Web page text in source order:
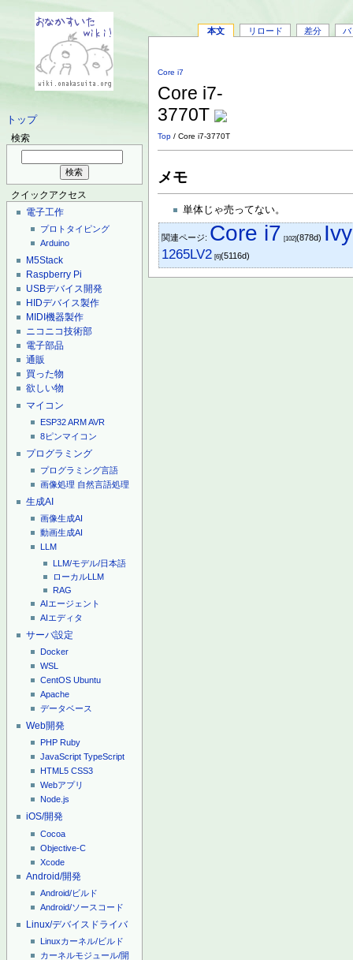
トップ
検索
クイックアクセス
電子工作
プロトタイピング
Arduino
M5Stack
Raspberry Pi
USBデバイス開発
HIDデバイス製作
MIDI機器製作
ニコニコ技術部
電子部品
通販
買った物
欲しい物
マイコン
ESP32ARMAVR
8ピンマイコン
プログラミング
プログラミング言語
画像処理 自然言語処理
生成AI
画像生成AI
動画生成AI
LLM
LLM/モデル/日本語
ローカルLLM
RAG
AIエージェント
AIエディタ
サーバ設定
Docker
WSL
CentOS Ubuntu
Apache
データベース
Web開発
PHP Ruby
JavaScript TypeScript
HTML5 CSS3
Webアプリ
Node.js
iOS/開発
Cocoa
Objective-C
Xcode
Android/開発
Android/ビルド
Android/ソースコード
Linux/デバイスドライバ
Linuxカーネル/ビルド
カーネルモジュール/開
本文 リロード 差分 バ
Core i7
Core i7-
3770T
Top / Core i7-3770T
メモ
単体じゃ売ってない。
関連ページ: Core i7 [102](878d)
1265LV2 [6](5116d)